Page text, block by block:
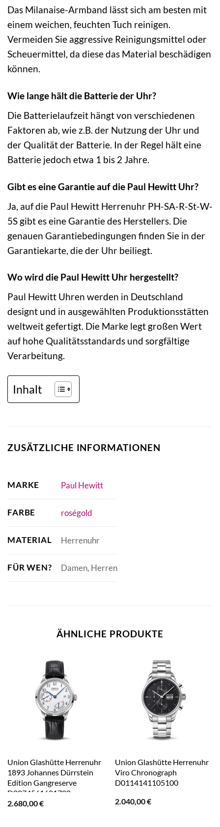
Das Milanaise-Armband lässt sich am besten mit
einem weichen, feuchten Tuch reinigen.
Vermeiden Sie aggressive Reinigungsmittel oder
Scheuermittel, da diese das Material beschädigen
können.
Wie lange hält die Batterie der Uhr?
Die Batterielaufzeit hängt von verschiedenen
Faktoren ab, wie z.B. der Nutzung der Uhr und
der Qualität der Batterie. In der Regel hält eine
Batterie jedoch etwa 1 bis 2 Jahre.
Gibt es eine Garantie auf die Paul Hewitt Uhr?
Ja, auf die Paul Hewitt Herrenuhr PH-SA-R-St-W-
5S gibt es eine Garantie des Herstellers. Die
genauen Garantiebedingungen finden Sie in der
Garantiekarte, die der Uhr beiliegt.
Wo wird die Paul Hewitt Uhr hergestellt?
Paul Hewitt Uhren werden in Deutschland
designt und in ausgewählten Produktionsstätten
weltweit gefertigt. Die Marke legt großen Wert
auf hohe Qualitätsstandards und sorgfältige
Verarbeitung.
Inhalt
ZUSÄTZLICHE INFORMATIONEN
MARKE Paul Hewitt
FARBE roségold
MATERIAL Herrenuhr
FÜR WEN? Damen, Herren
ÄHNLICHE PRODUKTE
Union Glashütte Herrenuhr
1893 Johannes Dürrstein
Edition Gangreserve
D0074561601700
2.680,00€
Union Glashütte Herrenuhr
Viro Chronograph
D0114141105100
2.040,00€